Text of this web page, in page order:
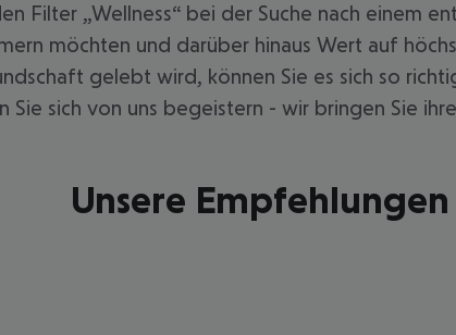
Filter „Wellness“ bei der Suche nach einem
möchten und darüber hinaus Wert auf
gelebt wird, können Sie es sich so
sich von uns begeistern - wir bringen Sie
Unsere Empfehlungen